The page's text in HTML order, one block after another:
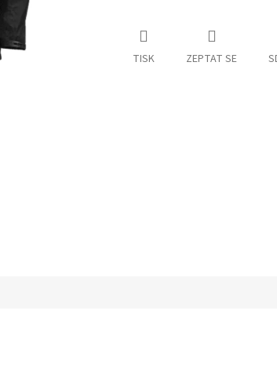
TISK ZEPTAT SE